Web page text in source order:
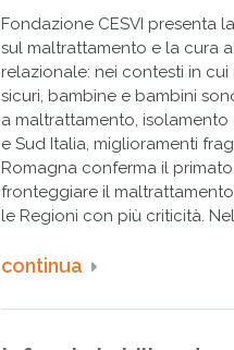
Fondazione CESVI presenta
sul maltrattamento e la cura
relazionale: nei contesti in
sicuri, bambine e bambini
a maltrattamento,
e Sud Italia, miglioramenti
Romagna conferma il
fronteggiare il
le Regioni con più criticità.
continua